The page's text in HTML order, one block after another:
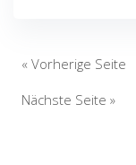
« Vorherige Seite
Nächste Seite »